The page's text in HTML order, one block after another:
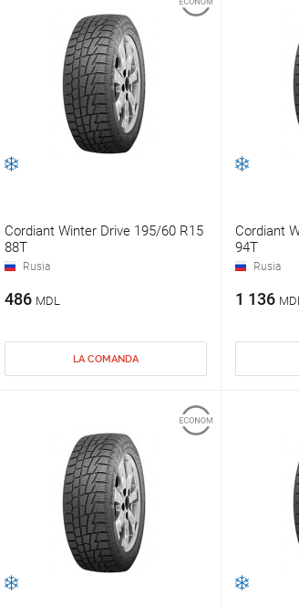
Cordiant Winter Drive 195/60 R15
88T
Rusia
486 MDL
LA COMANDA
Cordiant
94T
Rusia
1 136